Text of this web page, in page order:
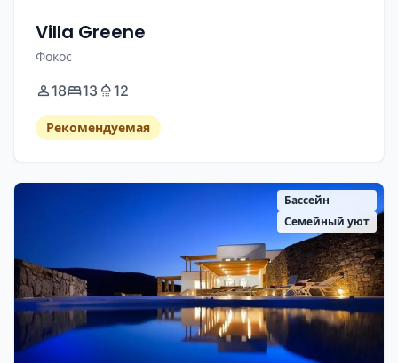
Villa Greene
Фокос
18 13 12
Рекомендуемая
Бассейн
Семейный уют